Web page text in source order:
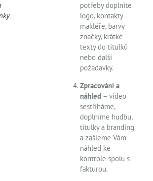
.
potřeby doplníte
logo, kontakty
makléře, barvy
značky, krátké
texty do titulků
nebo další
požadavky.
Zpracování a
náhled– video
sestříháme,
doplníme hudbu,
titulky a branding
a zašleme Vám
náhled ke
kontrole spolu s
fakturou.